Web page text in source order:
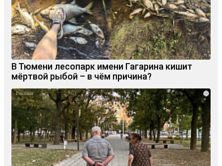
В Тюмени лесопарк имени Гагарина кишит
мёртвой рыбой – в чём причина?
i